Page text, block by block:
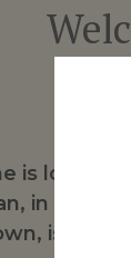
is located
in the
is 7km